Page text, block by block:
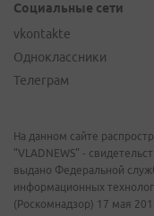
Социальные сети
vkontakte
Одноклассники
Телеграм
На данном сайте
"VLADNEWS" -
выдано Федеральной
информационных
(Роскомнадзор) 17 мая